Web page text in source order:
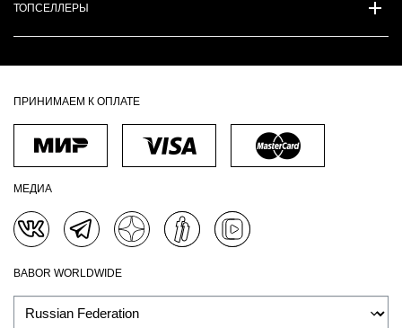
ТОПСЕЛЛЕРЫ
ПРИНИМАЕМ К ОПЛАТЕ
МЕДИА
BABOR WORLDWIDE